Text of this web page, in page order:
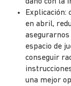
Explicación:
en abril,
espacio de
conseguir
una mejor